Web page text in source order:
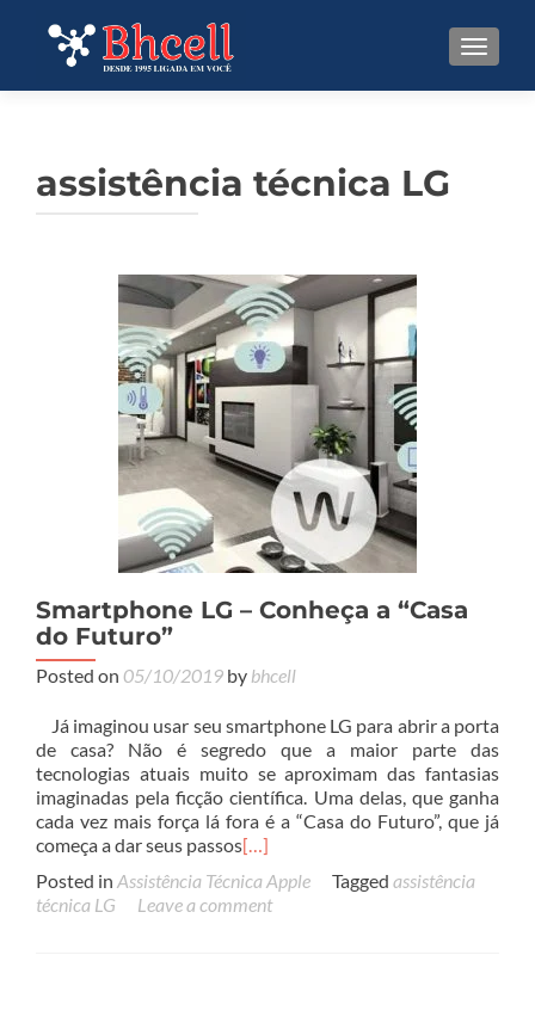
assistência técnica LG
Smartphone LG – Conheça a “Casa
do Futuro”
Posted on 05/10/2019 by bhcell
Já imaginou usar seu smartphone LG para abrir a porta
de casa? Não é segredo que a maior parte das
tecnologias atuais muito se aproximam das fantasias
imaginadas pela ficção científica. Uma delas, que ganha
cada vez mais força lá fora é a “Casa do Futuro”, que já
começa a dar seus passos[…]
Posted in Assistência Técnica Apple Tagged assistência
técnica LG
Leave a comment